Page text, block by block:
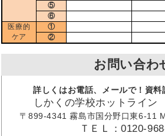
⑤
⑥
医療的
ケア
①
②
お問い合わ
詳しくはお電話、メールで！資料
しかくの学校ホットライ
〒899-4341 霧島市国分野口東6-11
ＴＥＬ：0120-